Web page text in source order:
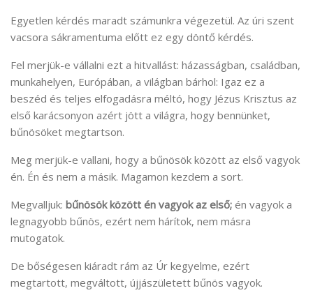
Egyetlen kérdés maradt számunkra végezetül. Az úri szent
vacsora sákramentuma előtt ez egy döntő kérdés.
Fel merjük-e vállalni ezt a hitvallást: házasságban, családban,
munkahelyen, Európában, a világban bárhol: Igaz ez a
beszéd és teljes elfogadásra méltó, hogy Jézus Krisztus az
első karácsonyon azért jött a világra, hogy bennünket,
bűnösöket megtartson.
Meg merjük-e vallani, hogy a bűnösök között az első vagyok
én. Én és nem a másik. Magamon kezdem a sort.
Megvalljuk: bűnösök között én vagyok az első; én vagyok a
legnagyobb bűnös, ezért nem hárítok, nem másra
mutogatok.
De bőségesen kiáradt rám az Úr kegyelme, ezért
megtartott, megváltott, újjászületett bűnös vagyok.